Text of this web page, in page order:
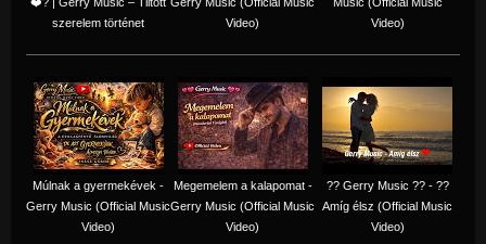
szerelem történet
Video)
Video)
Múlnak a gyermekévek -
Gerry Music (Official Music
Video)
Megemelem a kalapomat -
Gerry Music (Official Music
Video)
?? Gerry Music ?? - ??
Amíg élsz (Official Music
Video)